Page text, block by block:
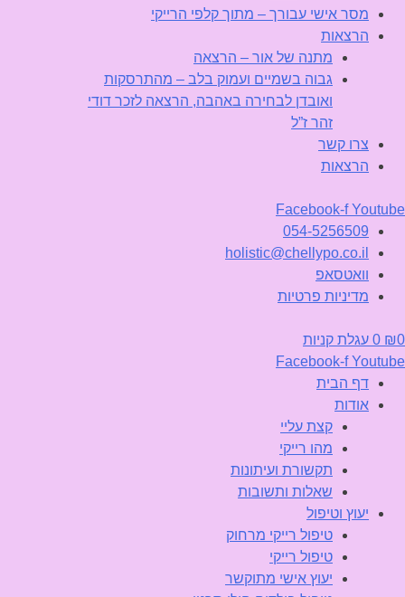
מסר אישי עבורך – מתוך קלפי הרייקי
הרצאות
מתנה של אור – הרצאה
גבוה בשמיים ועמוק בלב – מהתרסקות
ואובדן לבחירה באהבה, הרצאה לזכר דודי
זהר ז”ל
צרו קשר
הרצאות
Facebook-f Youtube
054-5256509
holistic@chellypo.co.il
וואטסאפ
מדיניות פרטיות
₪0
0 עגלת קניות
Facebook-f Youtube
דף הבית
אודות
קצת עליי
מהו רייקי
תקשורת ועיתונות
שאלות ותשובות
יעוץ וטיפול
טיפול רייקי מרחוק
טיפול רייקי
יעוץ אישי מתוקשר